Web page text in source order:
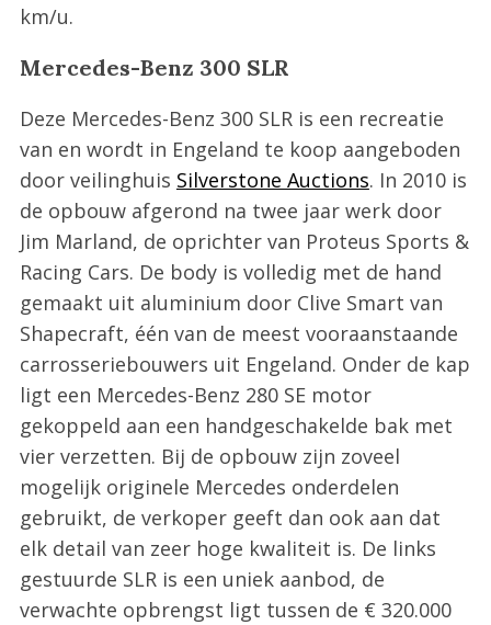
km/u.
Mercedes-Benz 300 SLR
Deze Mercedes-Benz 300 SLR is een recreatie
van en wordt in Engeland te koop aangeboden
door veilinghuis Silverstone Auctions. In 2010 is
de opbouw afgerond na twee jaar werk door
Jim Marland, de oprichter van Proteus Sports &
Racing Cars. De body is volledig met de hand
gemaakt uit aluminium door Clive Smart van
Shapecraft, één van de meest vooraanstaande
carrosseriebouwers uit Engeland. Onder de kap
ligt een Mercedes-Benz 280 SE motor
gekoppeld aan een handgeschakelde bak met
vier verzetten. Bij de opbouw zijn zoveel
mogelijk originele Mercedes onderdelen
gebruikt, de verkoper geeft dan ook aan dat
elk detail van zeer hoge kwaliteit is. De links
gestuurde SLR is een uniek aanbod, de
verwachte opbrengst ligt tussen de € 320.000